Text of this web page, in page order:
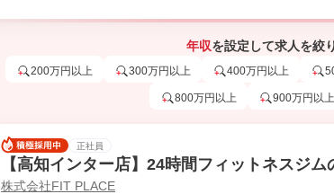
年収を設定して求人を絞
200万円以上 300万円以上 400万円以上
800万円以上 900万円以上
正社員
【高知インター店】24時間フィットネスジム
株式会社FIT PLACE